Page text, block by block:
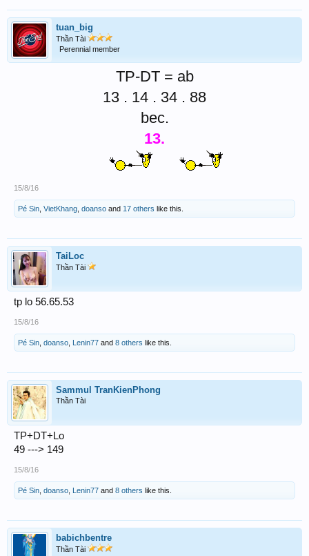
tuan_big
Thần Tài
Perennial member
TP-DT = ab
13 . 14 . 34 . 88
bec.
13.
15/8/16
Pé Sin VietKhang doanso and 17 others like this.
TaiLoc
Thần Tài
tp lo 56.65.53
15/8/16
Pé Sin doanso Lenin77 and 8 others like this.
Sammul TranKienPhong
Thần Tài
TP+DT+Lo
49 ---> 149
15/8/16
Pé Sin doanso Lenin77 and 8 others like this.
babichbentre
Thần Tài